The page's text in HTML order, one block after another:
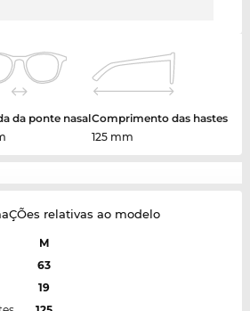
da ponte nasalComprimento das hastes
125 mm
relativas ao modelo
M
63
19